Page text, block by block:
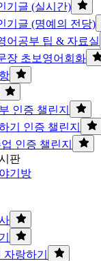
기글 (실시간)
기글 (명예의 전당)
어공부 팁 & 자료실
장 초보영어회화
인증 챌린지
기 인증 챌린지
인증 챌린지
판
기방
랑하기